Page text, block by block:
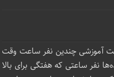
آموزشی چندین نفر ساعت‌ وقت
نفر ساعتی که هفتگی برای بالا